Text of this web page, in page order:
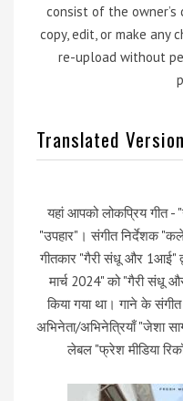
consist of the
copy, edit, or make any
re-upload without
Translated Version
यहां आपको लोकप्रिय गीत -
"उपहार"। संगीत निर्देशक
गीतकार "गैरी संधू और 1आई"
मार्च 2024" को "गैरी संधू
किया गया था। गाने के
अभिनेता/अभिनेत्रियाँ "जेशा
लेबल "फ्रेश मीडिया